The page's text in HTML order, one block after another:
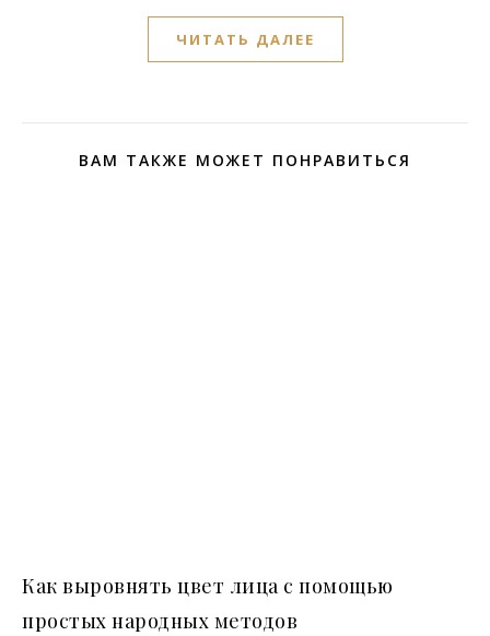
ЧИТАТЬ ДАЛЕЕ
ВАМ ТАКЖЕ МОЖЕТ ПОНРАВИТЬСЯ
Как выровнять цвет лица с помощью
простых народных методов